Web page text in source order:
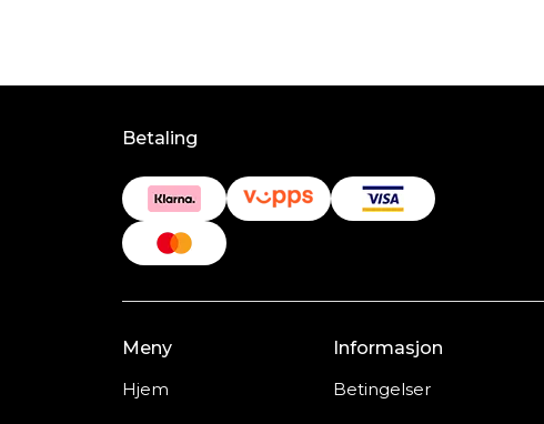
Betaling
Meny
Hjem
Informasjon
Betingelser